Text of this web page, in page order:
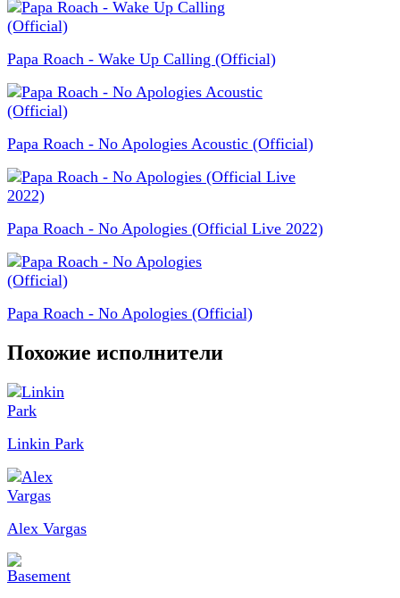
Papa Roach - Wake Up Calling (Official)
Papa Roach - No Apologies Acoustic (Official)
Papa Roach - No Apologies (Official Live 2022)
Papa Roach - No Apologies (Official)
Похожие исполнители
Linkin Park
Alex Vargas